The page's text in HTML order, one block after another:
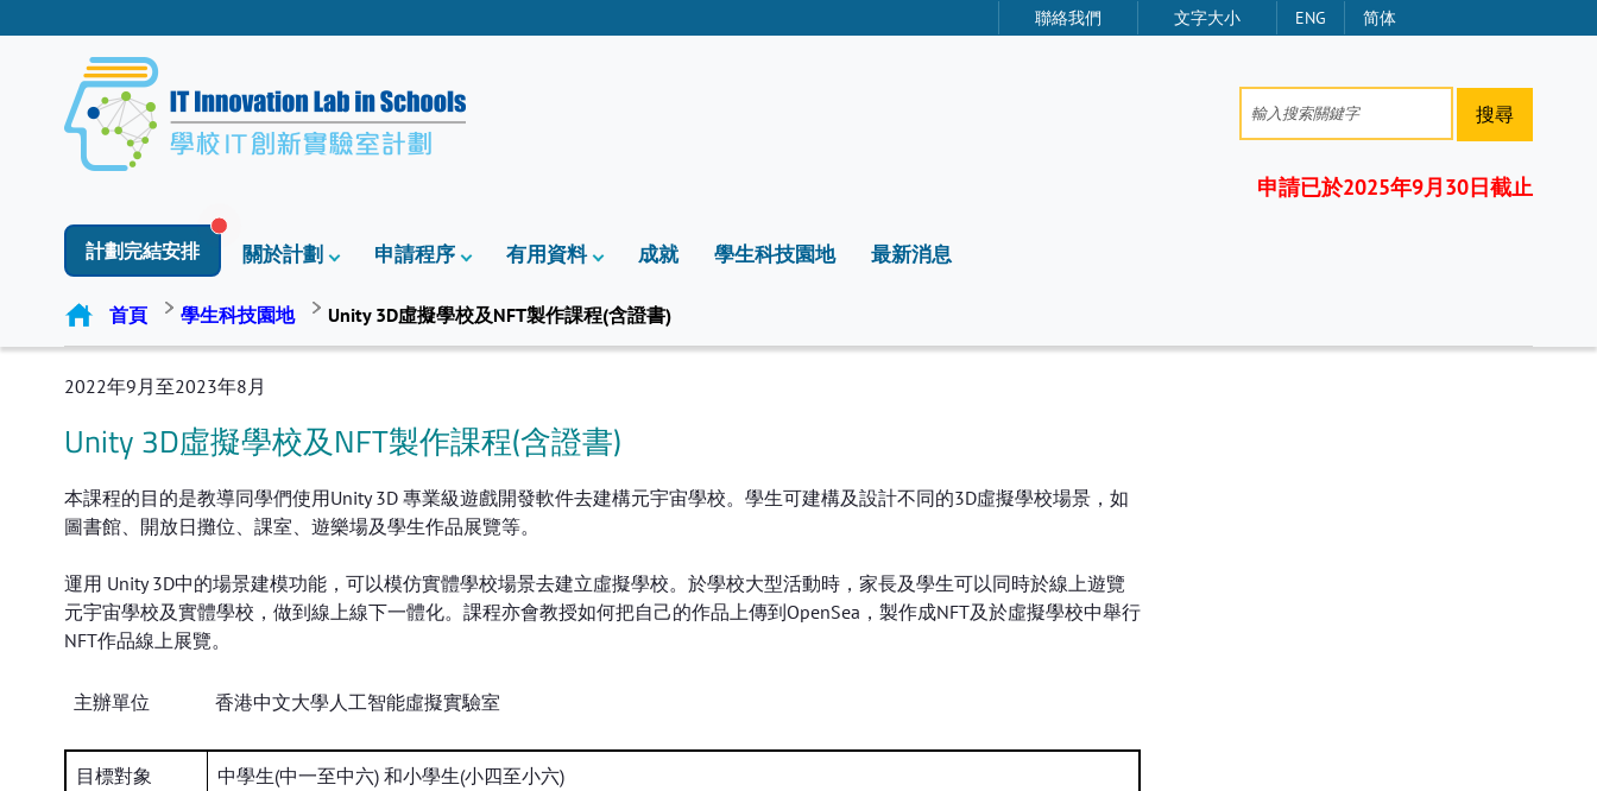
聯絡我們 文字大小 ENG 简体
搜尋
申請已於2025年9月30日截止
計劃完結安排 關於計劃 申請程序 有用資料 成就 學生科技園地 最新消息
首頁 學生科技園地 Unity 3D虛擬學校及NFT製作課程(含證書)
2022年9月至2023年8月
Unity 3D虛擬學校及NFT製作課程(含證書)
本課程的目的是教導同學們使用Unity 3D 專業級遊戲開發軟件去建構元宇宙學校。學生可建構及設計不同的3D虛擬學校場景，如
圖書館、開放日攤位、課室、遊樂場及學生作品展覽等。
運用 Unity 3D中的場景建模功能，可以模仿實體學校場景去建立虛擬學校。於學校大型活動時，家長及學生可以同時於線上遊覽
元宇宙學校及實體學校，做到線上線下一體化。課程亦會教授如何把自己的作品上傳到OpenSea，製作成NFT及於虛擬學校中舉行
NFT作品線上展覽。
主辦單位 香港中文大學人工智能虛擬實驗室
目標對象
中學生(中一至中六) 和小學生(小四至小六)